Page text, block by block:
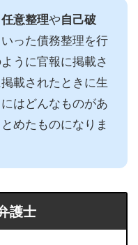
任意整理や自己破
いった債務整理を行
うに官報に掲載さ
載されたときに生
はどんなものがあ
めたものになりま
護士